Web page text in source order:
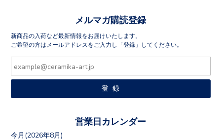
メルマガ購読登録
新商品の入荷など最新情報をお届けいたします。
ご希望の方はメールアドレスをご入力し「登録」してください。
営業日カレンダー
今月(2026年8月)